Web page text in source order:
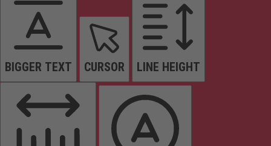
BIGGER TEXT CURSOR LINE HEIGHT